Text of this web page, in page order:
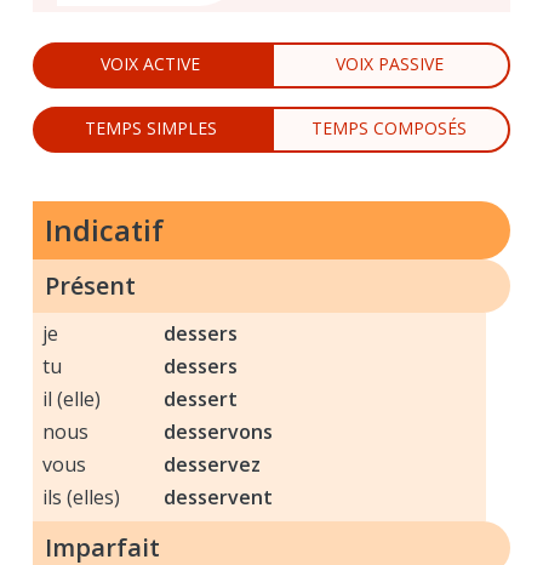
VOIX ACTIVE VOIX PASSIVE
TEMPS SIMPLES TEMPS COMPOSÉS
indicatif
Présent
je
dessers
tu
dessers
il (elle)
dessert
nous
desservons
vous
desservez
ils (elles)
desservent
Imparfait